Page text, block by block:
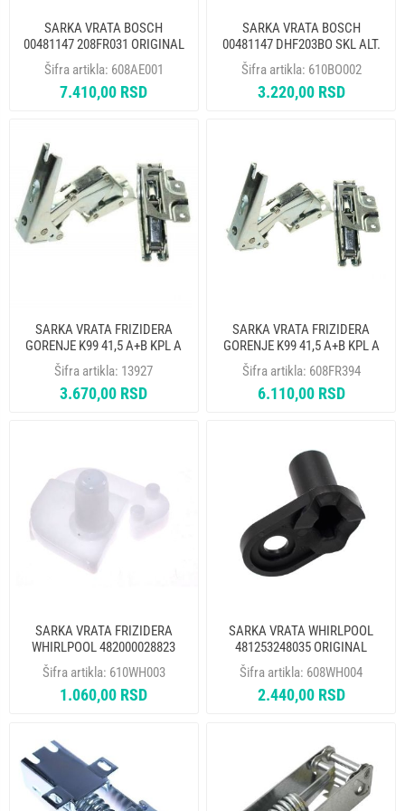
SARKA VRATA BOSCH
00481147 208FR031 ORIGINAL
ALT. 610BO002
Šifra artikla: 608AE001
7.410,00 RSD
SARKA VRATA BOSCH
00481147 DHF203BO SKL ALT.
608AE001
Šifra artikla: 610BO002
3.220,00 RSD
SARKA VRATA FRIZIDERA
GORENJE K99 41,5 A+B KPL A
331781 192729 347828 ALT.
608FR394
Šifra artikla: 13927
3.670,00 RSD
SARKA VRATA FRIZIDERA
GORENJE K99 41,5 A+B KPL A
331781 192729 347828
ORIGINAL ALT. 13927
Šifra artikla: 608FR394
6.110,00 RSD
SARKA VRATA FRIZIDERA
WHIRLPOOL 482000028823
ORIGINAL
Šifra artikla: 610WH003
1.060,00 RSD
SARKA VRATA WHIRLPOOL
481253248035 ORIGINAL
Šifra artikla: 608WH004
2.440,00 RSD